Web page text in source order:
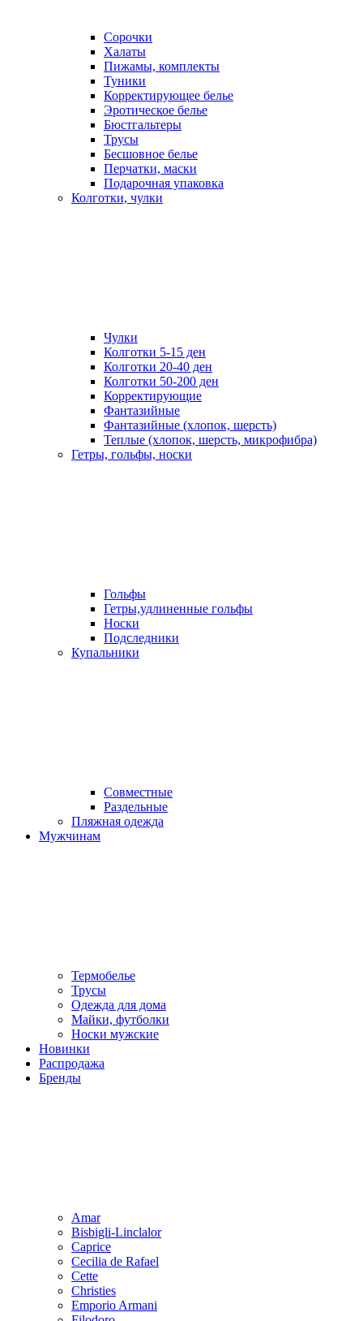
Сорочки
Халаты
Пижамы, комплекты
Туники
Корректирующее белье
Эротическое белье
Бюстгальтеры
Трусы
Бесшовное белье
Перчатки, маски
Подарочная упаковка
Колготки, чулки
Чулки
Колготки 5-15 ден
Колготки 20-40 ден
Колготки 50-200 ден
Корректирующие
Фантазийные
Фантазийные (хлопок, шерсть)
Теплые (хлопок, шерсть, микрофибра)
Гетры, гольфы, носки
Гольфы
Гетры,удлиненные гольфы
Носки
Подследники
Купальники
Совместные
Раздельные
Пляжная одежда
Мужчинам
Термобелье
Трусы
Одежда для дома
Майки, футболки
Носки мужские
Новинки
Распродажа
Бренды
Amar
Bisbigli-Linclalor
Caprice
Cecilia de Rafael
Cette
Christies
Emporio Armani